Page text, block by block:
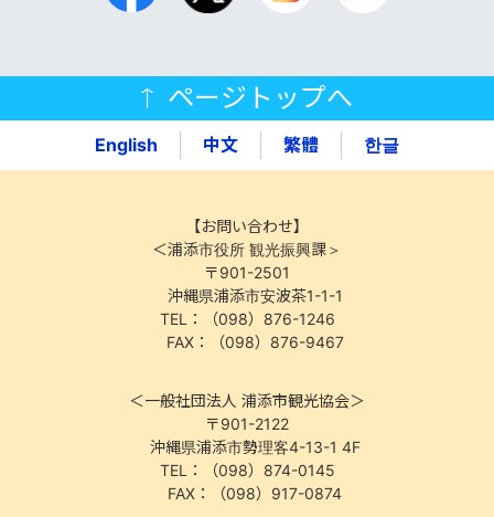
ページトップへ
English 中文 繁體 한글
【お問い合わせ】
＜浦添市役所 観光振興課＞
〒901-2501
沖縄県浦添市安波茶1-1-1
TEL：（098）876-1246
FAX：（098）876-9467
＜一般社団法人 浦添市観光協会＞
〒901-2122
沖縄県浦添市勢理客4-13-1 4F
TEL：（098）874-0145
FAX：（098）917-0874